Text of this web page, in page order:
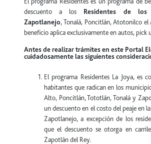
descuento a los Residentes de los
Zapotlanejo, Tonalá, Poncitlán, Atotonilco
beneficio aplica exclusivamente en autos, pick
Antes de realizar trámites en este Portal
cuidadosamente las siguientes
El programa Residentes La Joya, es
habitantes que radican en los
Alto, Poncitlán, Tototlán, Tonalá y
un descuento en el costo del peaje en
Zapotlanejo, a excepción de los
que el descuento se otorga en
Zapotlán del Rey.